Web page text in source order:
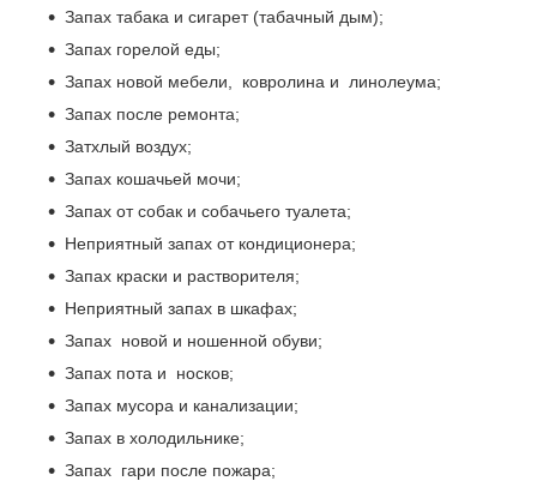
Запах табака и сигарет (табачный дым);
Запах горелой еды;
Запах новой мебели, ковролина и линолеума;
Запах после ремонта;
Затхлый воздух;
Запах кошачьей мочи;
Запах от собак и собачьего туалета;
Неприятный запах от кондиционера;
Запах краски и растворителя;
Неприятный запах в шкафах;
Запах новой и ношенной обуви;
Запах пота и носков;
Запах мусора и канализации;
Запах в холодильнике;
Запах гари после пожара;